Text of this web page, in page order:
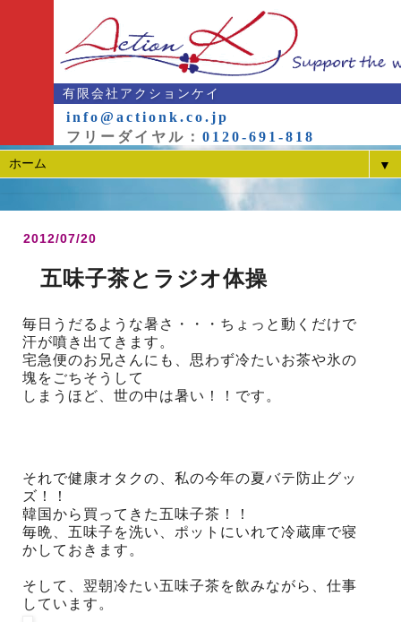
有限会社アクションケイ
info@actionk.co.jp
フリーダイヤル： 0120-691-818
▼
2012/07/20
五味子茶とラジオ体操
毎日うだるような暑さ・・・ちょっと動くだけで
汗が噴き出てきます。
宅急便のお兄さんにも、思わず冷たいお茶や氷の
塊をごちそうして
しまうほど、世の中は暑い！！です。
それで健康オタクの、私の今年の夏バテ防止グッ
ズ！！
韓国から買ってきた五味子茶！！
毎晩、五味子を洗い、ポットにいれて冷蔵庫で寝
かしておきます。
そして、翌朝冷たい五味子茶を飲みながら、仕事
しています。